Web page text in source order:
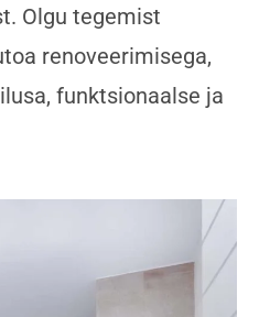
Olgu tegemist
renoveerimisega,
funktsionaalse ja